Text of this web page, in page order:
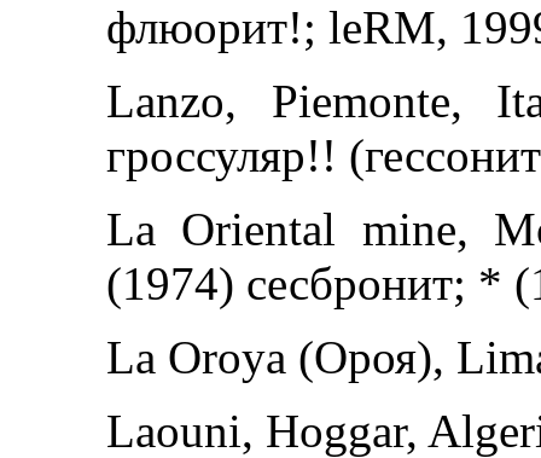
флюорит!; leRM,
Lanzo, Piemonte,
гроссуляр!!
La Oriental mine,
(1974) сесбронит; *
La Oroya (Ороя),
Laouni, Hoggar,